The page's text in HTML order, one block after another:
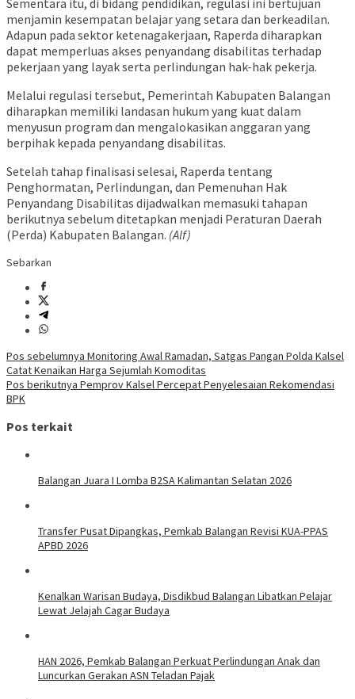
Sementara itu, di bidang pendidikan, regulasi ini bertujuan
menjamin kesempatan belajar yang setara dan berkeadilan.
Adapun pada sektor ketenagakerjaan, Raperda diharapkan
dapat memperluas akses penyandang disabilitas terhadap
pekerjaan yang layak serta perlindungan hak-hak pekerja.
Melalui regulasi tersebut, Pemerintah Kabupaten Balangan
diharapkan memiliki landasan hukum yang kuat dalam
menyusun program dan mengalokasikan anggaran yang
berpihak kepada penyandang disabilitas.
Setelah tahap finalisasi selesai, Raperda tentang
Penghormatan, Perlindungan, dan Pemenuhan Hak
Penyandang Disabilitas dijadwalkan memasuki tahapan
berikutnya sebelum ditetapkan menjadi Peraturan Daerah
(Perda) Kabupaten Balangan. (Alf)
Sebarkan
Navigasi
pos
Pos sebelumnya Monitoring Awal Ramadan, Satgas Pangan Polda Kalsel
Catat Kenaikan Harga Sejumlah Komoditas
Pos berikutnya Pemprov Kalsel Percepat Penyelesaian Rekomendasi
BPK
Pos terkait
Balangan Juara I Lomba B2SA Kalimantan Selatan 2026
Transfer Pusat Dipangkas, Pemkab Balangan Revisi KUA-PPAS
APBD 2026
Kenalkan Warisan Budaya, Disdikbud Balangan Libatkan Pelajar
Lewat Jelajah Cagar Budaya
HAN 2026, Pemkab Balangan Perkuat Perlindungan Anak dan
Luncurkan Gerakan ASN Teladan Pajak